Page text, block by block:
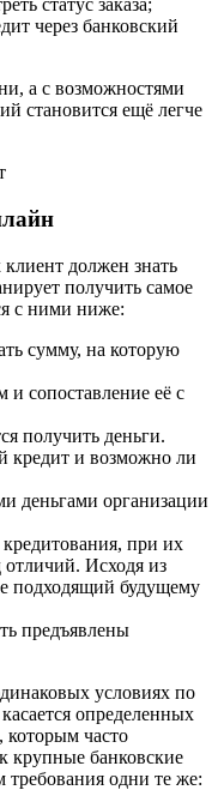
статус заказа;
через банковский
а с возможностями
становится ещё легче
должен знать
получить самое
с ними ниже:
сумму, на которую
сопоставление её с
получить деньги.
кредит и возможно ли
деньгами организации
при их
Исходя из
подходящий будущему
предъявлены
условиях по
определенных
которым часто
крупные банковские
одни те же: